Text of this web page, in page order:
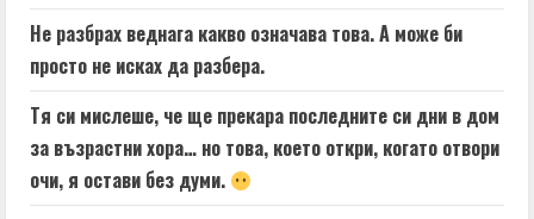
Не разбрах веднага какво означава това. А може би
просто не исках да разбера.
Тя си мислеше, че ще прекара последните си дни в дом
за възрастни хора… но това, което откри, когато отвори
очи, я остави без думи.